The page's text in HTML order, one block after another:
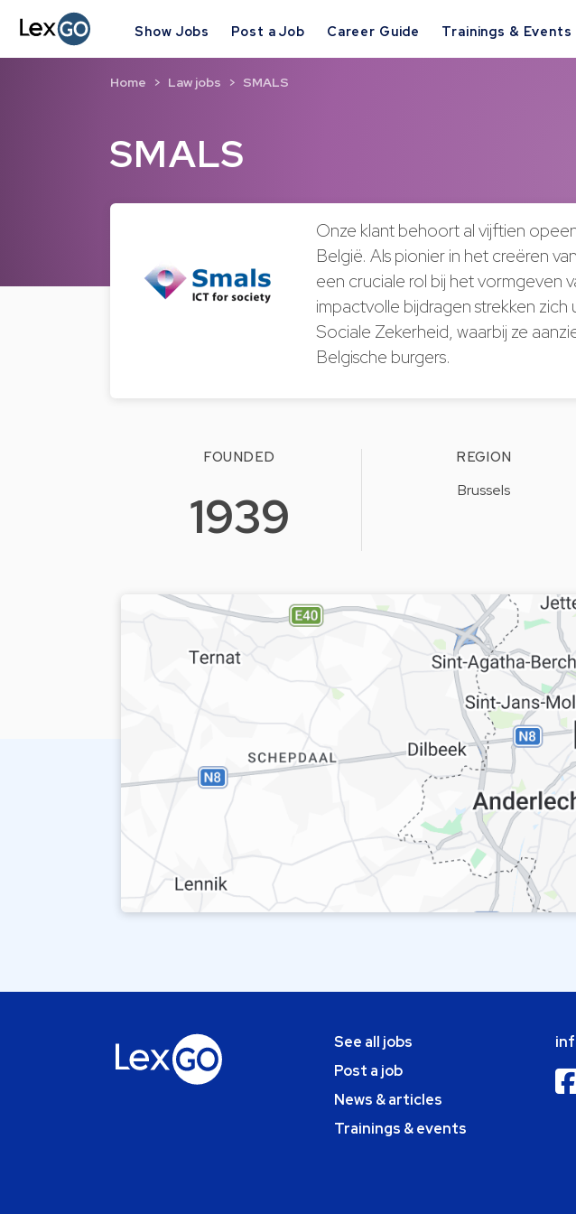
Show Jobs Post a Job Career Guide Trainings & Events
SMALS
Home Law jobs SMALS
Onze klant behoort al vijftien
België. Als pionier in het creëren
een cruciale rol bij het vormgeven
impactvolle bijdragen strekken
Sociale Zekerheid, waarbij ze
Belgische burgers.
FOUNDED
1939
REGION
Brussels
See all jobs
Post a job
News & articles
Trainings & events